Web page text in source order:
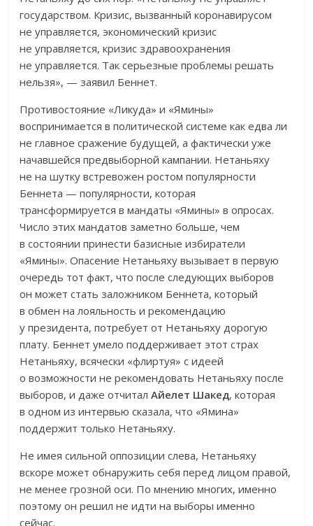
государством. Кризис, вызванный коронавирусом
не управляется, экономический кризис
не управляется, кризис здравоохранения
не управляется. Так серьезные проблемы решать
нельзя», — заявил Беннет.
Противостояние «Ликуда» и «Ямины»
воспринимается в политической системе как едва ли
не главное сражение будущей, а фактически уже
начавшейся предвыборной кампании. Нетаньяху
не на шутку встревожен ростом популярности
Беннета — популярности, которая
трансформируется в мандаты «Ямины» в опросах.
Число этих мандатов заметно больше, чем
в состоянии принести базисные избиратели
«Ямины». Опасение Нетаньяху вызывает в первую
очередь тот факт, что после следующих выборов
он может стать заложником Беннета, который
в обмен на лояльность и рекомендацию
у президента, потребует от Нетаньяху дорогую
плату. Беннет умело поддерживает этот страх
Нетаньяху, всячески «флиртуя» с идеей
о возможности не рекомендовать Нетаньяху после
выборов, и даже отчиталАйелет Шакед, которая
в одном из интервью сказала, что «Ямина»
поддержит только Нетаньяху.
Не имея сильной оппозиции слева, Нетаньяху
вскоре может обнаружить себя перед лицом правой,
не менее грозной оси. По мнению многих, именно
поэтому он решил не идти на выборы именно
сейчас.